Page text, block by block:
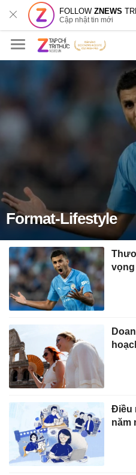
FOLLOWZNEWS
Cập nhật tin mới
Format-Lifestyle
Điều
năm